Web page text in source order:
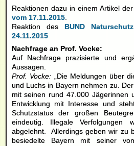
Reaktionen dazu in einem Artikel der
vom 17.11.2015.
Reaktion des BUND
24.11.2015
Nachfrage an Prof. Vocke:
Auf Nachfrage prazisierte und
Aussagen.
Prof. Vocke: „Die Meldungen über
und Luchs in Bayern nehmen zu.
mit seinen rund 47.000 Jägerinnen
Entwicklung mit Interesse und
Schutzstatus der großen
eindeutig. Illegale Verfolgungen
abgelehnt. Allerdings geben wir zu
besiedelte Bayern mit seiner